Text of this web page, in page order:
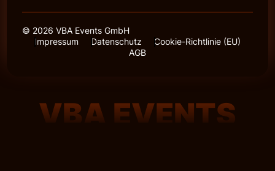
© 2026 VBA Events GmbH
Impressum
Datenschutz
Cookie-Richtlinie (EU)
AGB
VBA EVENTS